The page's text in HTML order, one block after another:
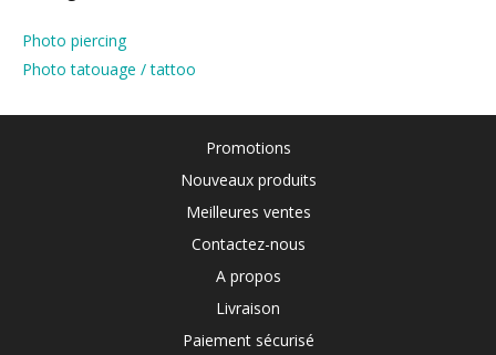
Photo piercing
Photo tatouage / tattoo
Promotions
Nouveaux produits
Meilleures ventes
Contactez-nous
A propos
Livraison
Paiement sécurisé